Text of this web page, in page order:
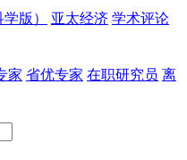
版） 亚太经济 学术评论
家 省优专家 在职研究员 离